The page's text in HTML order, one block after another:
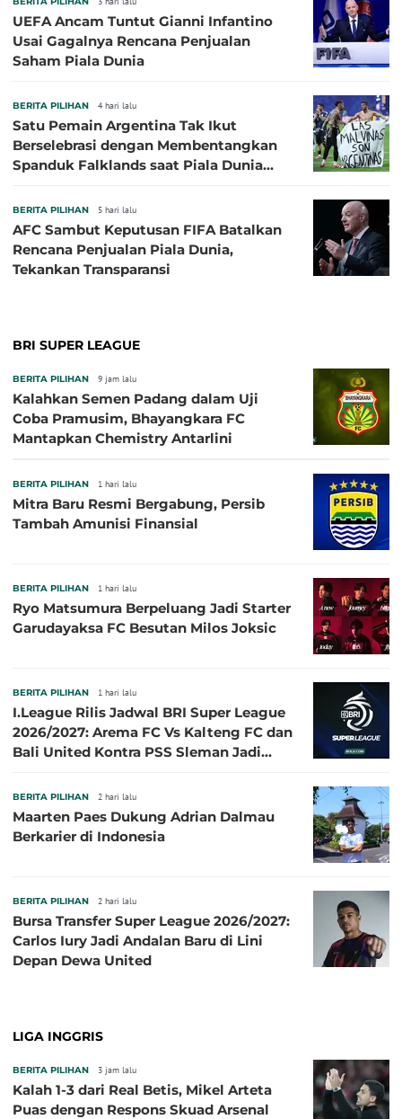
UEFA Ancam Tuntut Gianni Infantino
Usai Gagalnya Rencana Penjualan
Saham Piala Dunia
BERITA PILIHAN 4 hari lalu
Satu Pemain Argentina Tak Ikut
Berselebrasi dengan Membentangkan
Spanduk Falklands saat Piala Dunia
BERITA PILIHAN 5 hari lalu
AFC Sambut Keputusan FIFA Batalkan
Rencana Penjualan Piala Dunia,
Tekankan Transparansi
BRI SUPER LEAGUE
BERITA PILIHAN 9 jam lalu
Kalahkan Semen Padang dalam Uji
Coba Pramusim, Bhayangkara FC
Mantapkan Chemistry Antarlini
BERITA PILIHAN 1 hari lalu
Mitra Baru Resmi Bergabung, Persib
Tambah Amunisi Finansial
BERITA PILIHAN 1 hari lalu
Ryo Matsumura Berpeluang Jadi Starter
Garudayaksa FC Besutan Milos Joksic
BERITA PILIHAN 1 hari lalu
I.League Rilis Jadwal BRI Super League
2026/2027: Arema FC Vs Kalteng FC dan
Bali United Kontra PSS Sleman Jadi
BERITA PILIHAN 2 hari lalu
Maarten Paes Dukung Adrian Dalmau
Berkarier di Indonesia
BERITA PILIHAN 2 hari lalu
Bursa Transfer Super League 2026/2027:
Carlos Iury Jadi Andalan Baru di Lini
Depan Dewa United
LIGA INGGRIS
BERITA PILIHAN 3 jam lalu
Kalah 1-3 dari Real Betis, Mikel Arteta
Puas dengan Respons Skuad Arsenal